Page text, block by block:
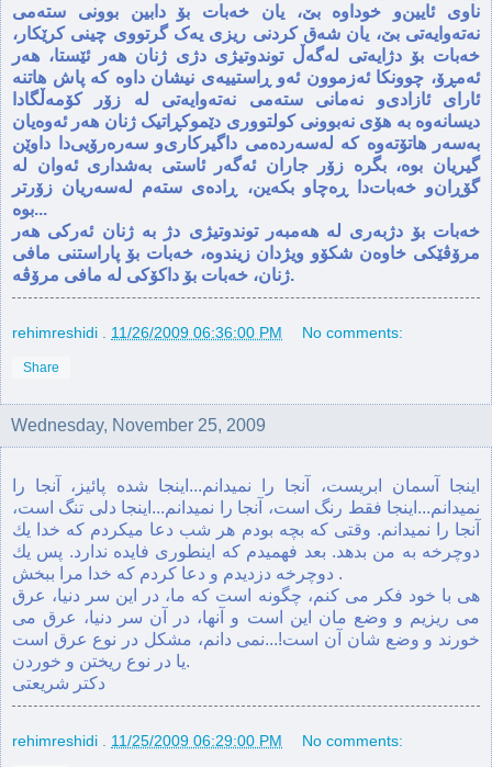
ناوی ئایین‌و خوداوه‌ بێ، یان خه‌بات بۆ دابین بوونی سته‌می
نه‌ته‌وایه‌تی بێ، یان شه‌ق کردنی ریزی یه‌ک گرتووی چینی کرێکار‌،
خه‌بات بۆ دژایه‌تی له‌گه‌ڵ توندوتیژی دژی ژنان هه‌ر ئێستا، هه‌ر
ئه‌مڕۆ، چوونکا ئه‌زموون ئه‌و ڕاستییه‌ی نیشان داوه‌ که‌ پاش هاتنه‌
ئارای ئازادی‌‌و نه‌مانی سته‌می نه‌ته‌وایه‌تی له‌ زۆر کۆمه‌ڵگادا
دیسانه‌وه‌ به‌ هۆی نه‌بوونی کولتووری دێموکڕاتیک ژنان هه‌ر ئه‌وه‌یان
به‌سه‌ر هاتۆته‌وه‌ که‌ له‌سه‌رده‌می داگیرکاری‌و سه‌ره‌رۆیی‌دا داوێن
گیریان بوه‌، بگره‌ زۆر جاران ئه‌گه‌ر ئاستی به‌شداری ئه‌وان له‌
گۆڕان‌و خه‌بات‌دا ڕه‌چاو بکه‌ین، ڕاده‌ی سته‌م له‌سه‌ریان زۆرتر
بوه‌..‌.
خه‌بات بۆ دژبه‌ری له‌ هه‌مبه‌ر توندوتیژی دژ به‌ ژنان ئه‌رکی هه‌ر
مرۆڤێکی خاوه‌ن شکۆو ویژدان زیندوه، خه‌بات بۆ پاراستنی مافی
ژنان، خه‌بات بۆ داکۆکی له‌ مافی مرۆڤه‌.
rehimreshidi 11/26/2009 06:36:00 PM No comments:
Share
Wednesday, November 25, 2009
اینجا آسمان ابریست، آنجا را نمیدانم...اینجا شده پائیز، آنجا را
نمیدانم...اینجا فقط رنگ است، آنجا را نمیدانم...اینجا دلی تنگ است،
آنجا را نمیدانم. وقتی كه بچه بودم هر شب دعا ميكردم كه خدا يك
دوچرخه به من بدهد. بعد فهميدم كه اينطوری فايده ندارد. پس يك
دوچرخه دزديدم و دعا كردم كه خدا مرا ببخش .
هی با خود فکر می کنم، چگونه است که ما، در این سر دنیا، عرق
می ریزیم و وضع مان این است و آنها، در آن سر دنیا، عرق می
خورند و وضع شان آن است!...نمی دانم، مشکل در نوع عرق است
یا در نوع ریختن و خوردن.
دکتر شریعتی
rehimreshidi . 11/25/2009 06:29:00 PM No comments: